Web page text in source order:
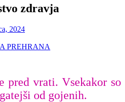
zdravja
2024
PREHRANA
pred vrati. Vsekakor so
od gojenih.